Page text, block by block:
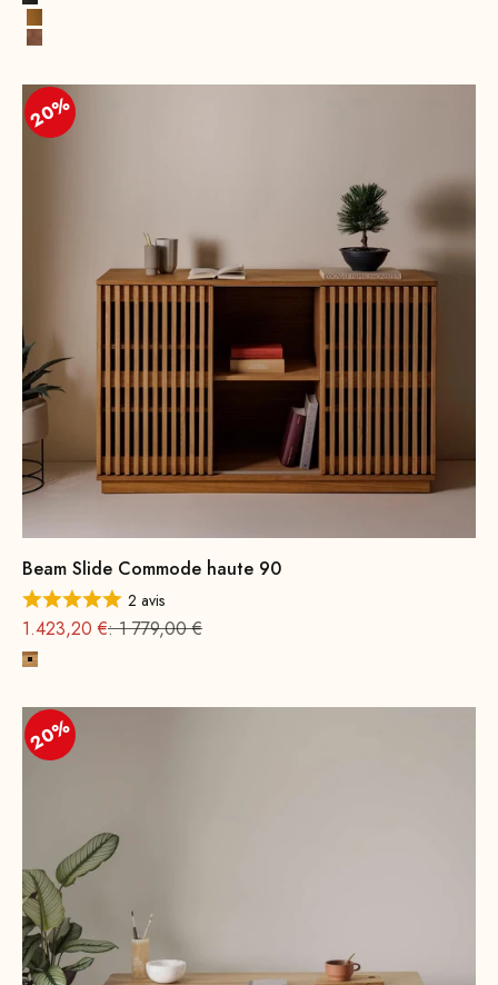
Noir
Cognac Premium
Bois de hêtre, teinté noyer
20%
Beam Slide Commode haute 90
2 avis
Prix
1.423,20 €Prix normal
: 1 779,00 €
Bois de chêne, naturel
20%